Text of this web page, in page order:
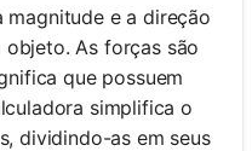
magnitude e a direção
As forças são
que possuem
simplifica o
dividindo-as em seus